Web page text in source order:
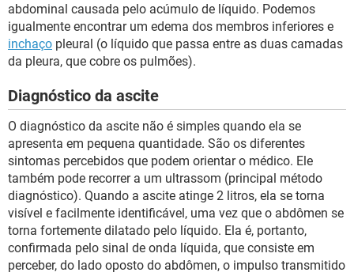
abdominal causada pelo acúmulo de líquido. Podemos
igualmente encontrar um edema dos membros inferiores e
inchaço pleural (o líquido que passa entre as duas camadas
da pleura, que cobre os pulmões).
Diagnóstico da ascite
O diagnóstico da ascite não é simples quando ela se
apresenta em pequena quantidade. São os diferentes
sintomas percebidos que podem orientar o médico. Ele
também pode recorrer a um ultrassom (principal método
diagnóstico). Quando a ascite atinge 2 litros, ela se torna
visível e facilmente identificável, uma vez que o abdômen se
torna fortemente dilatado pelo líquido. Ela é, portanto,
confirmada pelo sinal de onda líquida, que consiste em
perceber, do lado oposto do abdômen, o impulso transmitido